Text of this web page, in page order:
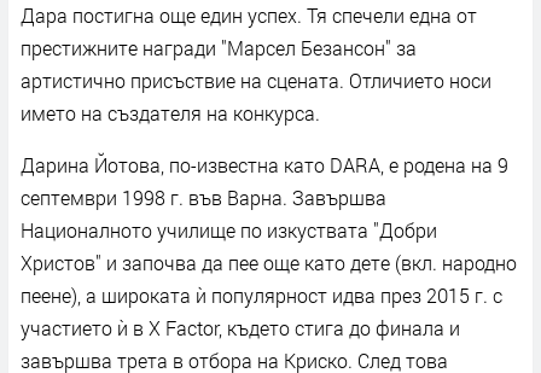
Дара постигна още един успех. Тя спечели една от
престижните награди "Марсел Безансон" за
артистично присъствие на сцената. Отличието носи
името на създателя на конкурса.
Дарина Йотова, по-известна като DARA, е родена на 9
септември 1998 г. във Варна. Завършва
Националното училище по изкуствата "Добри
Христов" и започва да пее още като дете (вкл. народно
пеене), а широката ѝ популярност идва през 2015 г. с
участието ѝ в X Factor, където стига до финала и
завършва трета в отбора на Криско. След това